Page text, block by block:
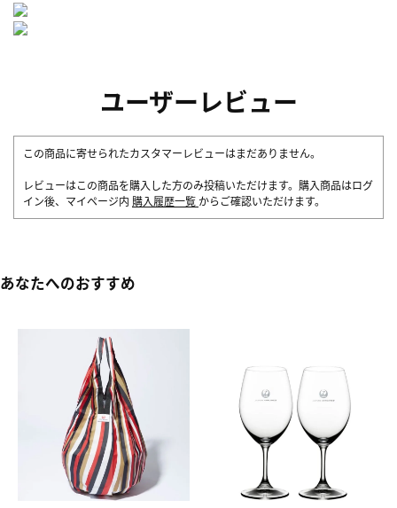
ユーザーレビュー
この商品に寄せられたカスタマーレビューはまだありません。
レビューはこの商品を購入した方のみ投稿いただけます。購入商品はログ
イン後、マイページ内 購入履歴一覧 からご確認いただけます。
あなたへのおすすめ